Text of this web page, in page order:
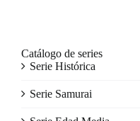
Catálogo de series
Serie Histórica
Serie Samurai